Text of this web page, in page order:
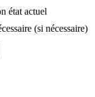
état actuel
(si nécessaire)